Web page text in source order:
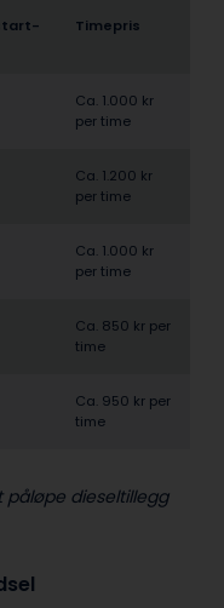
Timepris
Ca. 1.000 kr
per time
Ca. 1.200 kr
per time
Ca. 1.000 kr
per time
Ca. 850 kr per
time
Ca. 950 kr per
time
påløpe dieseltillegg